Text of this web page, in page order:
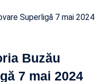
Superligă 7 mai 2024
Buzău
7 mai 2024